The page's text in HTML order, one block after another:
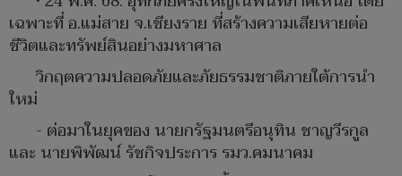
เฉพาะที่ อ.แม่สาย จ.เชียงราย ที่สร้างความเสียหายต่อ
ชีวิตและทรัพย์สินอย่างมหาศาล
วิกฤตความปลอดภัยและภัยธรรมชาติภายใต้การนำ
ใหม่
- ต่อมาในยุคของ นายกรัฐมนตรีอนุทิน ชาญวีรกูล
และ นายพิพัฒน์ รัชกิจประการ รมว.คมนาคม